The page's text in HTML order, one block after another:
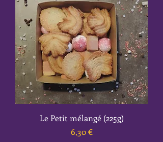
Le Petit mélangé (225g)
Prix
6,30 €